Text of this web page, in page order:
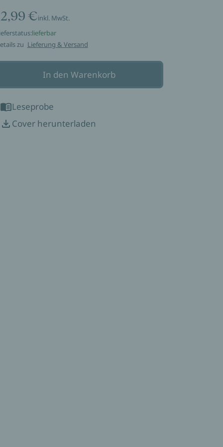
€inkl. MwSt.
lieferbar
zu Lieferung & Versand
In den Warenkorb
Leseprobe
Cover herunterladen